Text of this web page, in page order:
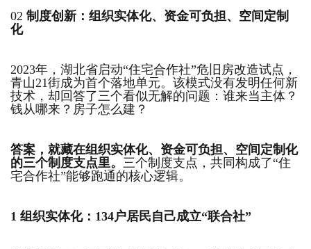
02 制度创新：组织实体化、资金可负担、空间定制
化
2023年，湖北省启动“住宅合作社”危旧房改造试点，
青山21街成为首个落地单元。该模式没有发明任何新
技术，却回答了三个看似无解的问题：谁来当主体？
钱从哪来？房子怎么建？
答案，就藏在组织实体化、资金可负担、空间定制化
的三个制度支点里。 三个制度支点，共同构成了“住
宅合作社”能够跑通的核心逻辑。
1 组织实体化： 134户居民自己成立“联合社”